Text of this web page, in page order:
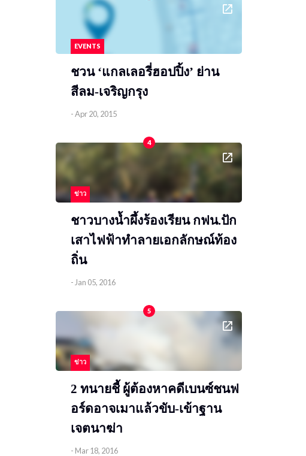
EVENTS
ชวน ‘แกลเลอรี่ฮอปปิ้ง’ ย่าน
สีลม-เจริญกรุง
-Apr 20, 2015
4
ข่าว
ชาวบางน้ำผึ้งร้องเรียน กฟน.ปัก
เสาไฟฟ้าทำลายเอกลักษณ์ท้อง
ถิ่น
- Jan 05, 2016
5
ข่าว
2 ทนายชี้ ผู้ต้องหาคดีเบนซ์ชนฟ
อร์ดอาจเมาแล้วขับ-เข้าฐาน
เจตนาฆ่า
- Mar 18, 2016